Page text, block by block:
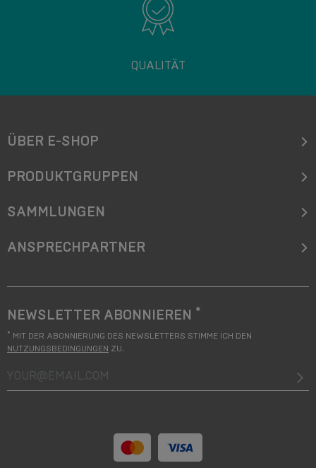
QUALITÄT
ÜBER E-SHOP
PRODUKTGRUPPEN
SAMMLUNGEN
ANSPRECHPARTNER
NEWSLETTER ABONNIEREN *
* MIT DER ABONNIERUNG DES NEWSLETTERS STIMME ICH DEN
NUTZUNGSBEDINGUNGEN ZU.
your@email.com